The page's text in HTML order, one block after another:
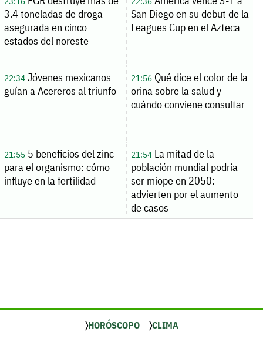
3.4 toneladas de droga
asegurada en cinco
estados del noreste
San Diego en su debut de la
Leagues Cup en el Azteca
22:34Jóvenes mexicanos
guían a Acereros al triunfo
21:56Qué dice el color de la
orina sobre la salud y
cuándo conviene consultar
21:555 beneficios del zinc
para el organismo: cómo
influye en la fertilidad
21:54La mitad de la
población mundial podría
ser miope en 2050:
advierten por el aumento
de casos
HORÓSCOPO CLIMA